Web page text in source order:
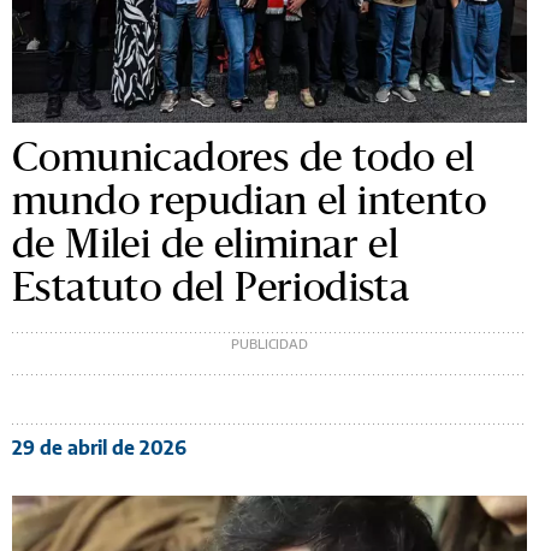
Comunicadores de todo el
mundo repudian el intento
de Milei de eliminar el
Estatuto del Periodista
29 de abril de 2026